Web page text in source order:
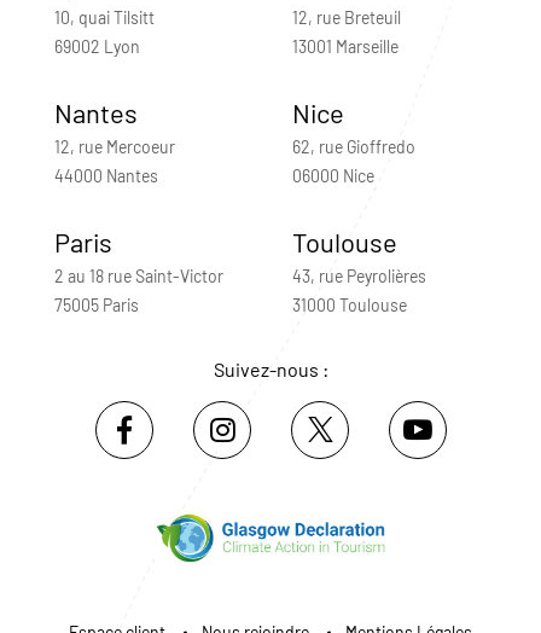
10, quai Tilsitt
69002 Lyon
12, rue Breteuil
13001 Marseille
Nantes
12, rue Mercoeur
44000 Nantes
Nice
62, rue Gioffredo
06000 Nice
Paris
2 au 18 rue Saint-Victor
75005 Paris
Toulouse
43, rue Peyrolières
31000 Toulouse
Suivez-nous :